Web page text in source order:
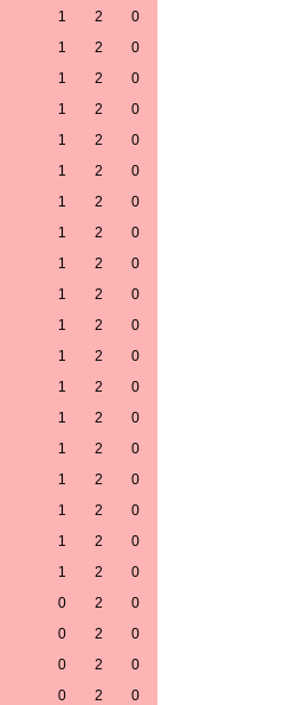
1 2
0
1 2
0
1 2
0
1 2
0
1 2
0
1 2
0
1 2
0
1 2
0
1 2
0
1 2
0
1 2
0
1 2
0
1 2
0
1 2
0
1 2
0
1 2
0
1 2
0
1 2
0
1 2
0
0 2
0
0 2
0
0 2
0
0 2
0